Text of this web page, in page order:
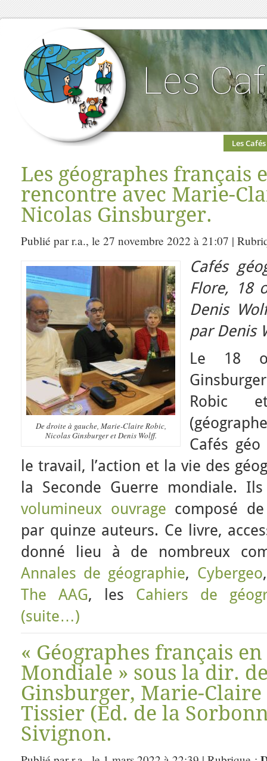
Les Cafés
Les géographes français
rencontre avec Marie-
Nicolas Ginsburger.
Publié par r.a., le 27 novembre 2022 à 21:07 |
De droite à gauche, Marie-Claire Robic,
Nicolas Ginsburger et Denis Wolff.
Cafés
Flore, 18
Denis
par Denis
Le 18
Robic
Cafés
le travail, l’action et la vie des
la Seconde Guerre mondiale.
volumineux ouvrage composé
par quinze auteurs. Ce livre,
donné lieu à de nombreux
Annales de géographie, Cybergeo
The AAG, les Cahiers de
(suite…)
« Géographes français
Mondiale » sous la dir.
Ginsburger, Marie-Claire
Tissier (Ed. de la
Sivignon.